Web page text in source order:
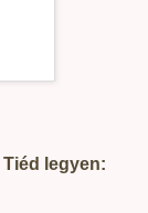
legyen: